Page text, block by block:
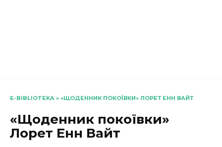
E-BIBLIOTEKA » «ЩОДЕННИК ПОКОЇВКИ» ЛОРЕТ ЕНН ВАЙТ
«Щоденник покоївки»
Лорет Енн Вайт